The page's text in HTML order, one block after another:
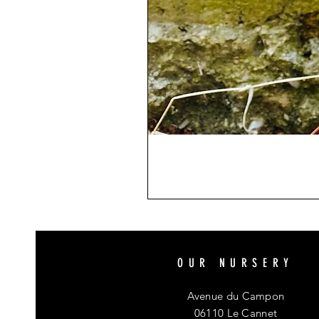
OUR NURSERY
Avenue du Campon
06110 Le Cannet